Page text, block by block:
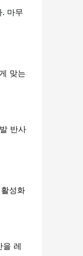
마무
맞는
반사
성화
을 레